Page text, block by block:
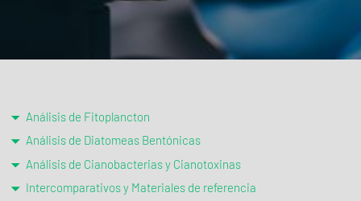
Análisis de Fitoplancton
Análisis de Diatomeas Bentónicas
Análisis de Cianobacterias y Cianotoxinas
Intercomparativos y Materiales de referencia